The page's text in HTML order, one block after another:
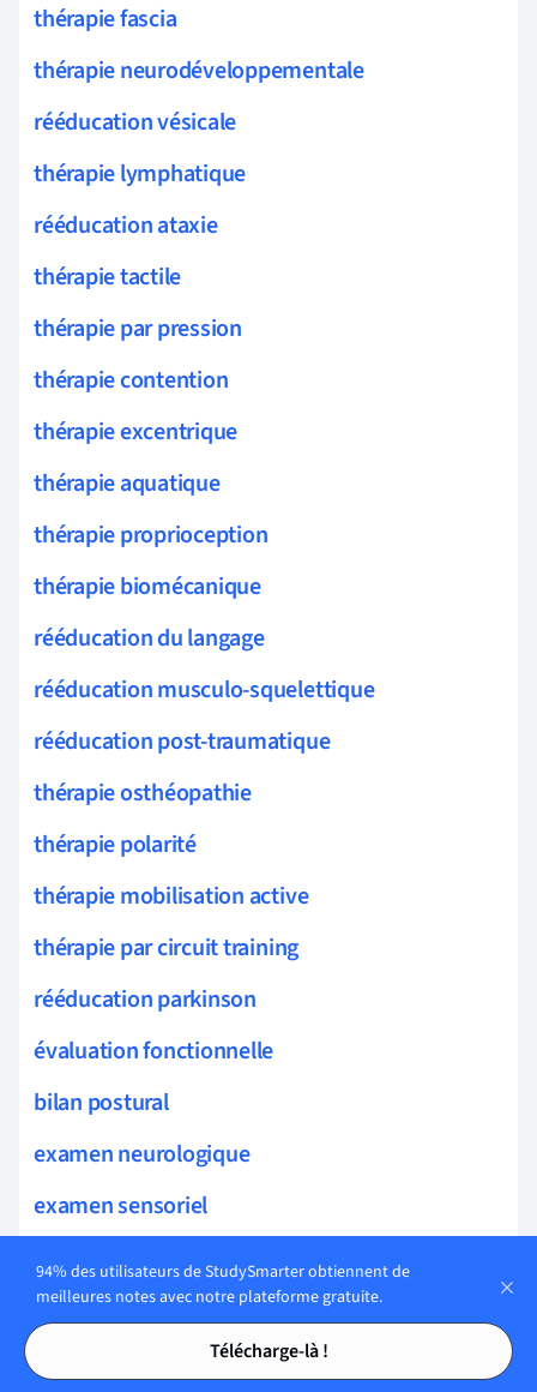
Tables des matières
Tables des matières
thérapie fascia
thérapie neurodéveloppementale
rééducation vésicale
thérapie lymphatique
rééducation ataxie
thérapie tactile
thérapie par pression
thérapie contention
thérapie excentrique
thérapie aquatique
thérapie proprioception
thérapie biomécanique
rééducation du langage
rééducation musculo-squelettique
rééducation post-traumatique
thérapie osthéopathie
thérapie polarité
thérapie mobilisation active
thérapie par circuit training
rééducation parkinson
évaluation fonctionnelle
bilan postural
examen neurologique
examen sensoriel
Exercices
diagnostic différentiel
94% des utilisateurs de StudySmarter obtiennent de
meilleures notes avec notre plateforme gratuite.
Télécharge-là !